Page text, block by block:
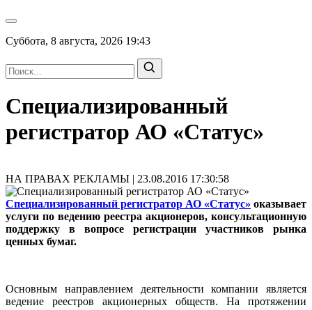
Суббота, 8 августа, 2026 19:43
Специализированный
регистратор АО «Статус»
НА ПРАВАХ РЕКЛАМЫ | 23.08.2016 17:30:58
Специализированный регистратор АО «Статус» оказывает
услуги по ведению реестра акционеров, консультационную
поддержку в вопросе регистрации участников рынка
ценных бумаг.
Основным направлением деятельности компании является
ведение реестров акционерных обществ. На протяжении